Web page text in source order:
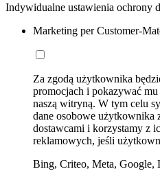
Indywidualne ustawienia ochrony
Marketing per Customer-
Za zgodą użytkownika
promocjach i pokazywać
naszą witryną. W tym celu
dane osobowe użytkownika
dostawcami i korzystamy z
reklamowych, jeśli
Bing, Criteo, Meta, Google,